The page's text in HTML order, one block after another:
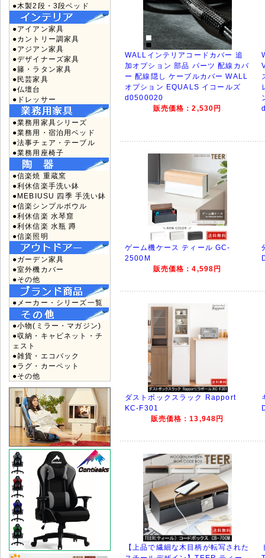
●木製2段・3段ベッド
●アイアン家具
●カントリー調家具
●アジアン家具
●デザイナーズ家具
●籐・ラタン家具
●民芸家具
●仏壇台
●ドレッサー
●業務用家具シリーズ
●業務用・宿泊用ベッド
●法事チェア・テーブル
●業務用座椅子
●信楽焼 重蔵窯
●利休信楽手洗い鉢
●MEBIUSU 四季 手洗い鉢
●信楽シンプルボウル
●利休信楽 水琴窟
●利休信楽 水瓶 蹲
●信楽照明
●ガーデン家具
●室外機カバー
●その他
●メーカー・シリーズ一覧
●小物(ミラー・マガジン)
●収納・キャビネット・チ
ェスト
●雑貨・エコバック
●ラグ・カーペット
●その他
WALLインテリアコードカバー 追
加オプション 部品 パーツ 配線カバ
ー 配線隠し ケーブルカバー WALL
オプション EQUALS イコールズ
d0500020
販売価格：2,530円
ゲーム機ケース ティール GC-
2500M
販売価格：4,598円
ダストボックスラック Rapport
KC-F301
販売価格：13,948円
【上品で繊細な木目柄が転写された